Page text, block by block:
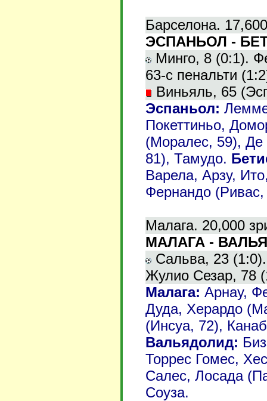
Барселона.
ЭСПАНЬОЛ -
Минго, 8 (0:1).
63-с пенальти
Виньяль, 65
Эспаньол:
Покеттиньо,
(Моралес, 59),
81), Тамудо.
Варела, Арзу,
Фернандо
Малага. 20,000
МАЛАГА -
Сальва, 23
Жулио Сезар, 78
Малага: Арнау,
Дуда, Херардо
(Инсуа, 72),
Вальядолид:
Торрес Гомес,
Салес, Лосада
Соуза.